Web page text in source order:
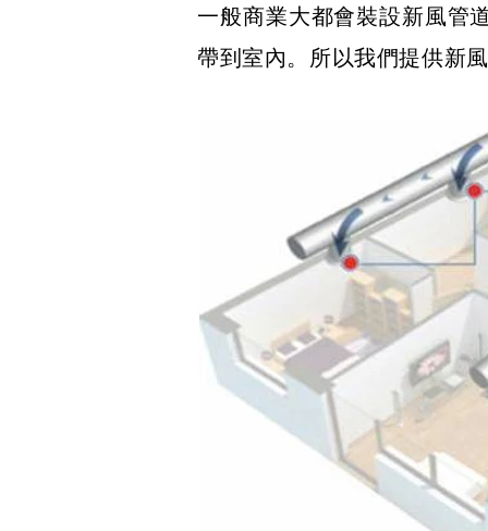
一般商業大都會裝設新風管
帶到室內。所以我們提供新